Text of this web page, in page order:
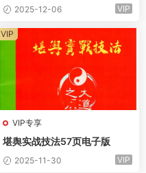
2025-12-06 VIP
VIP专享
堪舆实战技法57页电子版
2025-11-30 VIP
VIP